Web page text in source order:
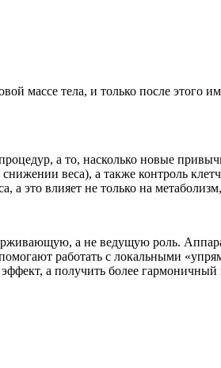
массе тела, и только после
а то, насколько новые
веса), а также контроль
это влияет не только на
а не ведущую роль.
работать с локальными
а получить более гармоничный